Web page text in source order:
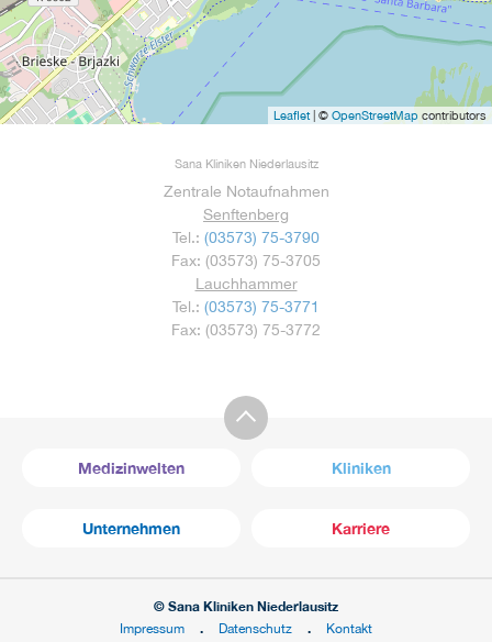
Leaflet| © OpenStreetMap contributors
Sana Kliniken Niederlausitz
Zentrale Notaufnahmen
Senftenberg
Tel.: (03573) 75-3790
Fax: (03573) 75-3705
Lauchhammer
Tel.: (03573) 75-3771
Fax: (03573) 75-3772
Medizinwelten Kliniken
Unternehmen Karriere
© Sana Kliniken Niederlausitz
Impressum
Datenschutz Kontakt